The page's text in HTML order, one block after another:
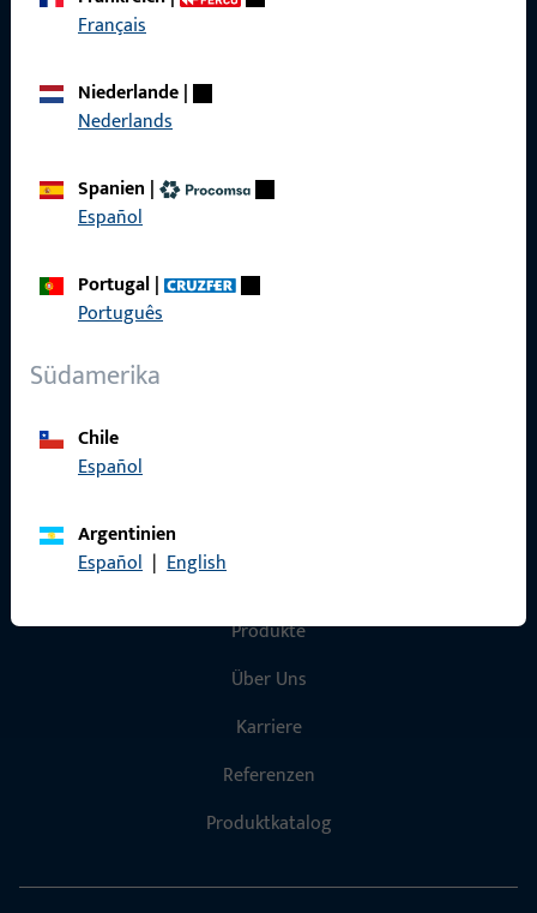
Français
Niederlande|
Nederlands
Spanien |
Español
Portugal|
Português
Südamerika
Chile
Español
Argentinien
Español | English
Allgemeines
Schnelleinstieg
Produkte
Über Uns
Karriere
Referenzen
Produktkatalog